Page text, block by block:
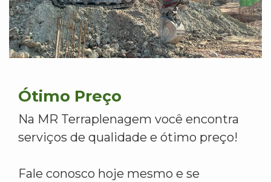
Ótimo Preço
Na MR Terraplenagem você encontra
serviços de qualidade e ótimo preço!
Fale conosco hoje mesmo e se